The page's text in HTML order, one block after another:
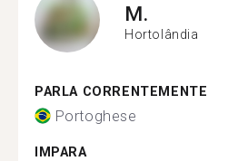
M.
Hortolândia
PARLA CORRENTEMENTE
Portoghese
IMPARA